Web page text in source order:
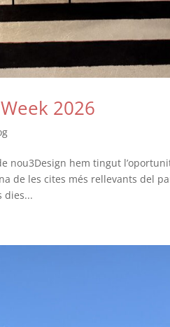
2026
nou3Design hem tingut
de les cites més rellevants del
dies...